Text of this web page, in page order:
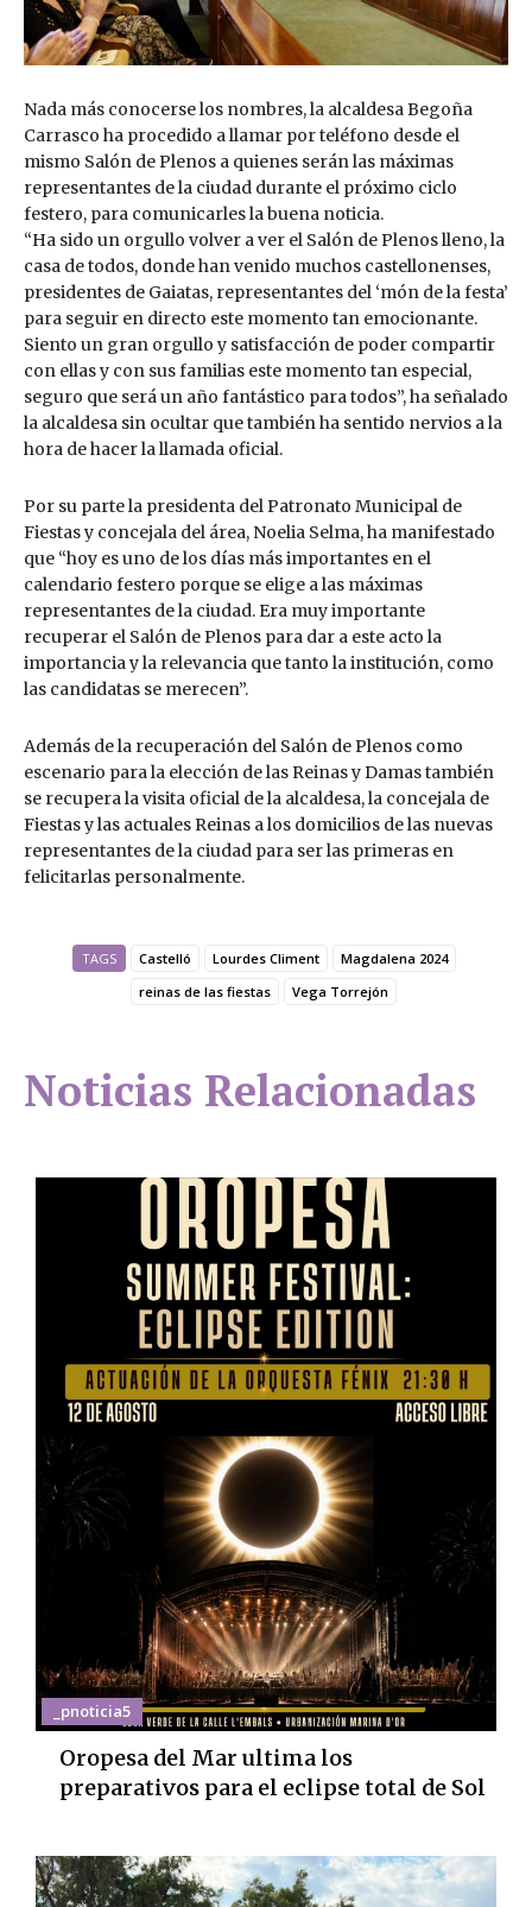
Nada más conocerse los nombres, la alcaldesa Begoña
Carrasco ha procedido a llamar por teléfono desde el
mismo Salón de Plenos a quienes serán las máximas
representantes de la ciudad durante el próximo ciclo
festero, para comunicarles la buena noticia.
“Ha sido un orgullo volver a ver el Salón de Plenos lleno, la
casa de todos, donde han venido muchos castellonenses,
presidentes de Gaiatas, representantes del ‘món de la festa’
para seguir en directo este momento tan emocionante.
Siento un gran orgullo y satisfacción de poder compartir
con ellas y con sus familias este momento tan especial,
seguro que será un año fantástico para todos”, ha señalado
la alcaldesa sin ocultar que también ha sentido nervios a la
hora de hacer la llamada oficial.
Por su parte la presidenta del Patronato Municipal de
Fiestas y concejala del área, Noelia Selma, ha manifestado
que “hoy es uno de los días más importantes en el
calendario festero porque se elige a las máximas
representantes de la ciudad. Era muy importante
recuperar el Salón de Plenos para dar a este acto la
importancia y la relevancia que tanto la institución, como
las candidatas se merecen”.
Además de la recuperación del Salón de Plenos como
escenario para la elección de las Reinas y Damas también
se recupera la visita oficial de la alcaldesa, la concejala de
Fiestas y las actuales Reinas a los domicilios de las nuevas
representantes de la ciudad para ser las primeras en
felicitarlas personalmente.
TAGS Castelló Lourdes Climent
Magdalena 2024
reinas de las fiestas
Vega Torrejón
Noticias Relacionadas
_pnoticia5
Oropesa del Mar ultima los
preparativos para el eclipse total de Sol